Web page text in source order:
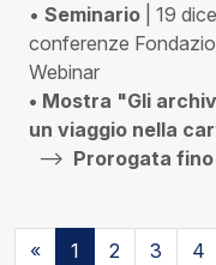
• Seminario | 19
conferenze
Webinar
• Mostra "Gli
un viaggio nella
--> Prorogata
« 1 2 3 4